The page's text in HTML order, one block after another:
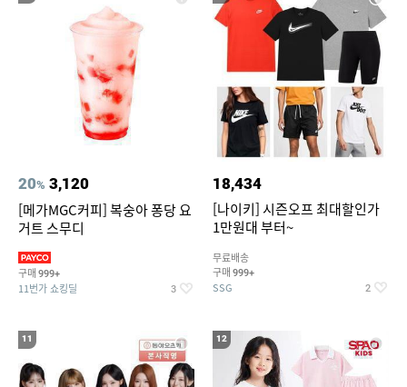
20% 3,120
[메가MGC커피] 복숭아 퐁당 요
거트 스무디
구매 999+
11번가 쇼킹딜 3
18,434
[나이키] 시즌오프 최대할인가
1만원대 부터~
무료배송
구매 999+
SSG 2
11 12